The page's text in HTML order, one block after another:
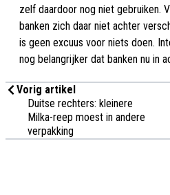
zelf daardoor nog niet gebruiken.
banken zich daar niet achter
is geen excuus voor niets doen.
nog belangrijker dat banken nu in
Vorig artikel
Duitse rechters: kleinere
Milka-reep moest in andere
verpakking